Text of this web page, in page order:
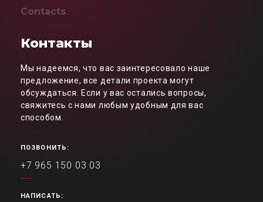
Contacts
Контакты
Мы надеемся, что вас заинтересовало наше
предложение, все детали проекта могут
обсуждаться. Если у вас остались вопросы,
свяжитесь с нами любым удобным для вас
способом.
ПОЗВОНИТЬ:
+7 965 150 03 03
НАПИСАТЬ: